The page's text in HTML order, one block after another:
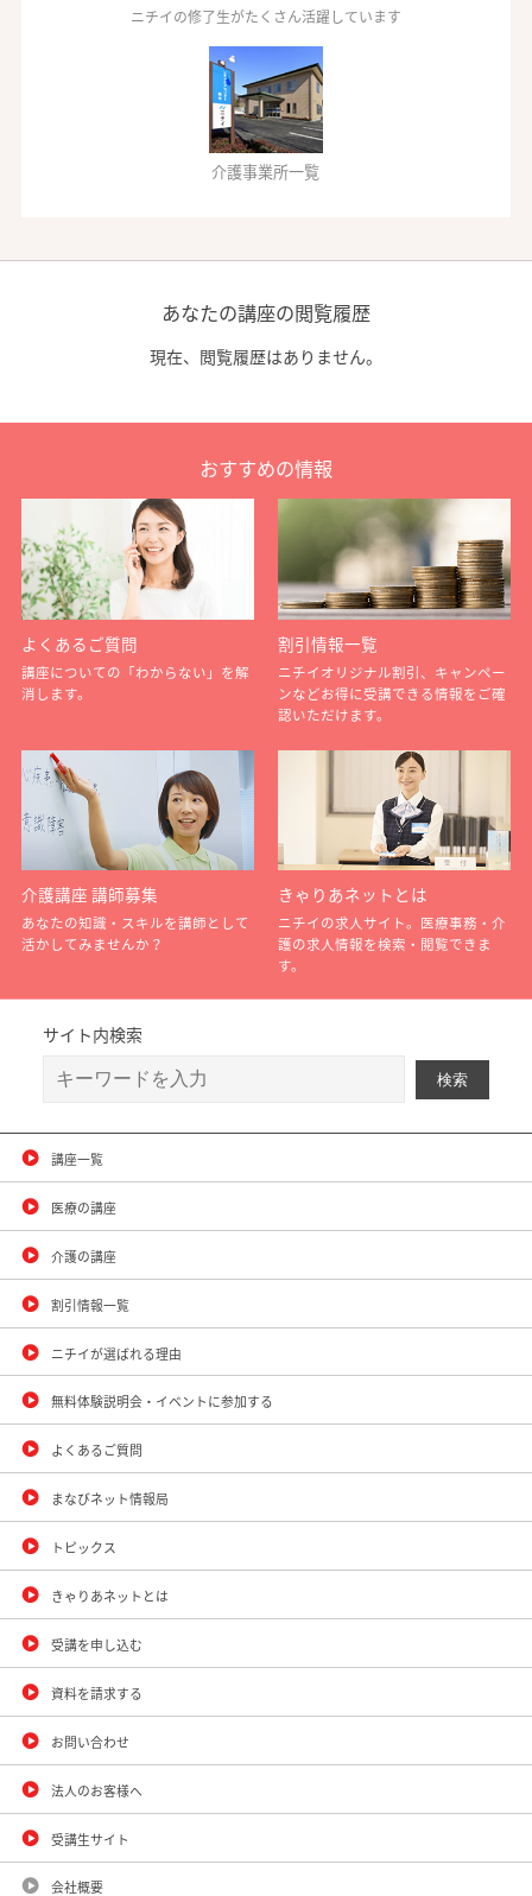
ニチイの修了生がたくさん活躍しています
介護事業所一覧
あなたの講座の閲覧履歴
現在、閲覧履歴はありません。
おすすめの情報
よくあるご質問
講座についての「わからない」を解
消します。
割引情報一覧
ニチイオリジナル割引、キャンペー
ンなどお得に受講できる情報をご確
認いただけます。
介護講座 講師募集
あなたの知識・スキルを講師として
活かしてみませんか？
きゃりあネットとは
ニチイの求人サイト。医療事務・介
護の求人情報を検索・閲覧できま
す。
サイト内検索
講座一覧
医療の講座
介護の講座
割引情報一覧
ニチイが選ばれる理由
無料体験説明会・イベントに参加する
よくあるご質問
まなびネット情報局
トピックス
きゃりあネットとは
受講を申し込む
資料を請求する
お問い合わせ
法人のお客様へ
受講生サイト
会社概要